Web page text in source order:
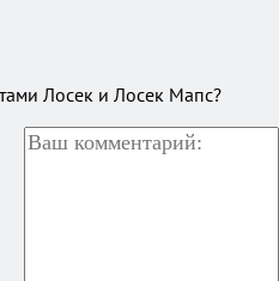
Лосек и Лосек Мапс?